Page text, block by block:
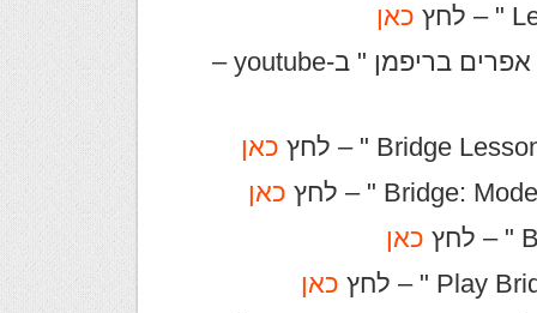
כאן
לקישור לשיעור " lebensohl-שיעור של אפרים בריפמן " ב-youtube –
כאן
כאן
כאן
כאן